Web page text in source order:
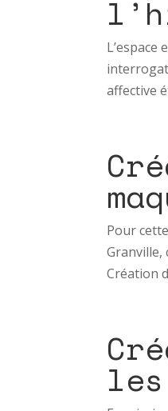
affective
Pour
Granville,
Création